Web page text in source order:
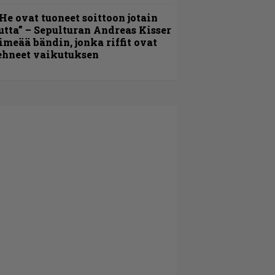
ovat tuoneet soittoon jotain
– Sepulturan Andreas Kisser
bändin, jonka riffit ovat
vaikutuksen